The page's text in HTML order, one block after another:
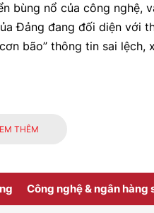
bùng nổ của công nghệ,
Đảng đang đối diện với
bão” thông tin sai
THÊM
Công nghệ & ngân hàng